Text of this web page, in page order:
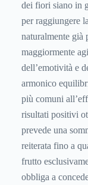
dei fiori siano in
per raggiungere
naturalmente già
maggiormente
dell’emotività e
armonico
più comuni
risultati positivi
prevede una
reiterata fino a
frutto
obbliga a